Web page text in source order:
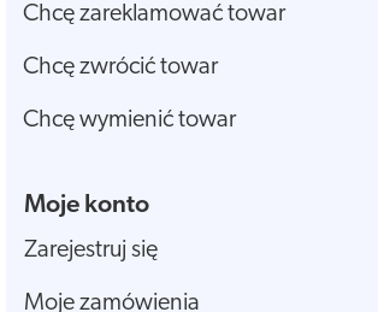
Chcę zareklamować towar
Chcę zwrócić towar
Chcę wymienić towar
Moje konto
Zarejestruj się
Moje zamówienia